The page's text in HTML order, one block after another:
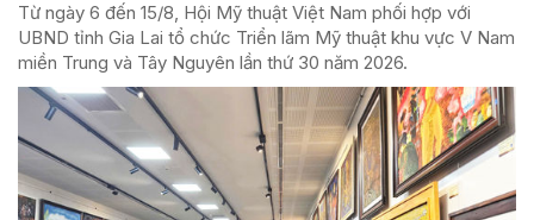
Từ ngày 6 đến 15/8, Hội Mỹ thuật Việt Nam phối hợp với
UBND tỉnh Gia Lai tổ chức Triển lãm Mỹ thuật khu vực V Nam
miền Trung và Tây Nguyên lần thứ 30 năm 2026.